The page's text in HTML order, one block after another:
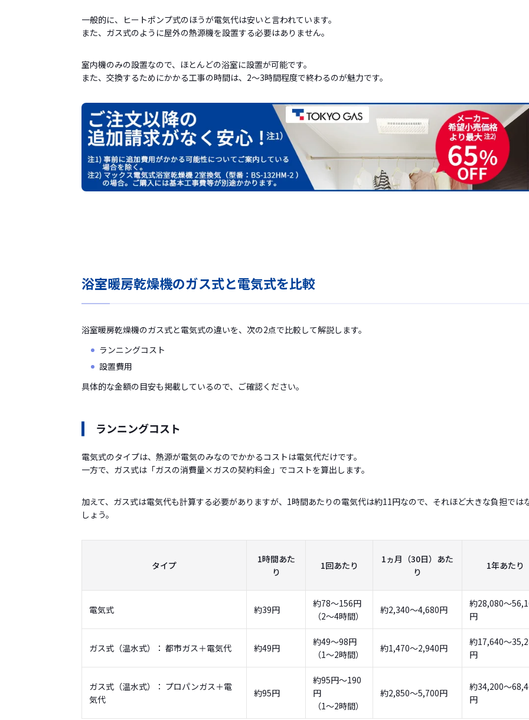
一般的に、ヒートポンプ式のほうが電気代は安いと言われています。
また、ガス式のように屋外の熱源機を設置する必要はありません。
室内機のみの設置なので、ほとんどの浴室に設置が可能です。
また、交換するためにかかる工事の時間は、2～3時間程度で終わるのが魅力です。
浴室暖房乾燥機のガス式と電気式を比較
浴室暖房乾燥機のガス式と電気式の違いを、次の2点で比較して解説します。
ランニングコスト
設置費用
具体的な金額の目安も掲載しているので、ご確認ください。
ランニングコスト
電気式のタイプは、熱源が電気のみなのでかかるコストは電気代だけです。
一方で、ガス式は「ガスの消費量×ガスの契約料金」でコストを算出します。
加えて、ガス式は電気代も計算する必要がありますが、1時間あたりの電気代は約11円なので、それほど大きな負担では
しょう。
タイプ
1時間あた
り
1回あたり
1ヵ月（30日）あた
り
1年あたり
電気式 約39円
約78～156円
（2～4時間）
約2,340～4,680円
約28,080～
円
ガス式（温水式）： 都市ガス＋電気代 約49円
約49～98円
（1～2時間）
約1,470～2,940円
約17,640～
円
ガス式（温水式）： プロパンガス＋電
気代
約95円
約95円～190
円
（1～2時間）
約2,850～5,700円
約34,200～
円